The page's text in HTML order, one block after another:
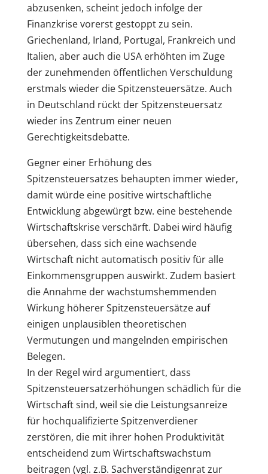
abzusenken, scheint jedoch infolge der
Finanzkrise vorerst gestoppt zu sein.
Griechenland, Irland, Portugal, Frankreich und
Italien, aber auch die USA erhöhten im Zuge
der zunehmenden öffentlichen Verschuldung
erstmals wieder die Spitzensteuersätze. Auch
in Deutschland rückt der Spitzensteuersatz
wieder ins Zentrum einer neuen
Gerechtigkeitsdebatte.
Gegner einer Erhöhung des
Spitzensteuersatzes behaupten immer wieder,
damit würde eine positive wirtschaftliche
Entwicklung abgewürgt bzw. eine bestehende
Wirtschaftskrise verschärft. Dabei wird häufig
übersehen, dass sich eine wachsende
Wirtschaft nicht automatisch positiv für alle
Einkommensgruppen auswirkt. Zudem basiert
die Annahme der wachstumshemmenden
Wirkung höherer Spitzensteuersätze auf
einigen unplausiblen theoretischen
Vermutungen und mangelnden empirischen
Belegen.
In der Regel wird argumentiert, dass
Spitzensteuersatzerhöhungen schädlich für die
Wirtschaft sind, weil sie die Leistungsanreize
für hochqualifizierte Spitzenverdiener
zerstören, die mit ihrer hohen Produktivität
entscheidend zum Wirtschaftswachstum
beitragen (vgl. z.B. Sachverständigenrat zur